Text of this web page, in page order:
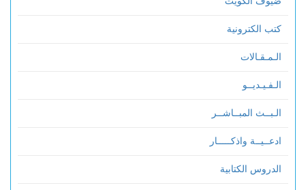
كتب الكترونية
الـمـقـالات
الـفـيـديــو
الـبــث المبــاشــر
ادعــيــة واذكـــــار
الدروس الكتابية